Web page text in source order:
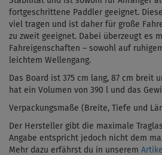
fortgeschrittene Paddler geeignet.
viel tragen und ist daher für große
zu zweit geeignet. Dabei überzeugt es
Fahreigenschaften – sowohl auf
leichtem Wellengang.
Das Board ist 375 cm lang, 87 cm breit
hat ein Volumen von 390 l und das
Verpackungsmaße (Breite, Tiefe und
Der Hersteller gibt die maximale
Angabe entspricht jedoch nicht dem
Mehr dazu erfährst du in unserem